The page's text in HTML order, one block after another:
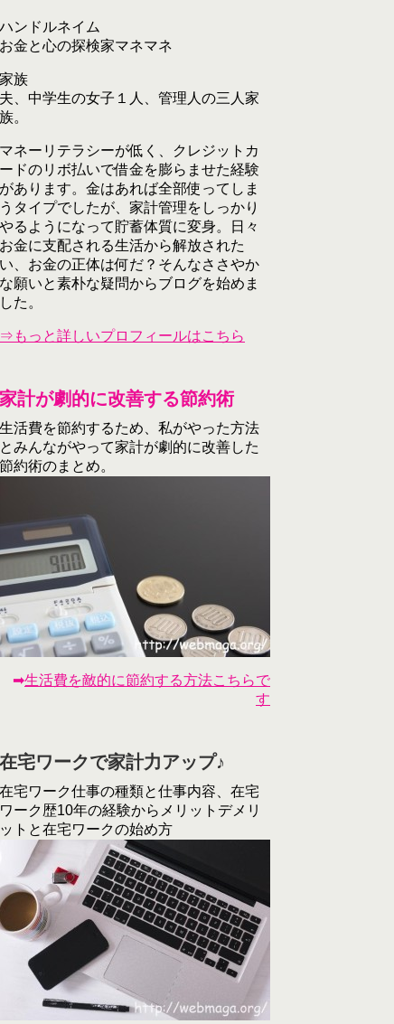
ハンドルネイム
お金と心の探検家マネマネ
家族
夫、中学生の女子１人、管理人の三人家
族。
マネーリテラシーが低く、クレジットカ
ードのリボ払いで借金を膨らませた経験
があります。金はあれば全部使ってしま
うタイプでしたが、家計管理をしっかり
やるようになって貯蓄体質に変身。日々
お金に支配される生活から解放された
い、お金の正体は何だ？そんなささやか
な願いと素朴な疑問からブログを始めま
した。
⇒もっと詳しいプロフィールはこちら
家計が劇的に改善する節約術
生活費を節約するため、私がやった方法
とみんながやって家計が劇的に改善した
節約術のまとめ。
➡生活費を敵的に節約する方法こちらで
す
在宅ワークで家計力アップ♪
在宅ワーク仕事の種類と仕事内容、在宅
ワーク歴10年の経験からメリットデメリ
ットと在宅ワークの始め方